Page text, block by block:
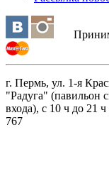
г. Пермь, ул. 1-я
"Радуга" (павильон
входа), с 10 ч до 21
767